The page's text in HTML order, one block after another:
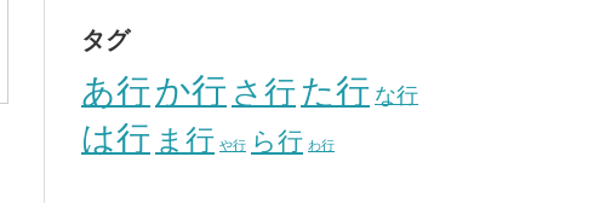
タグ
あ行か行 さ行た行 な行
は行 ま行 や行 ら行 わ行